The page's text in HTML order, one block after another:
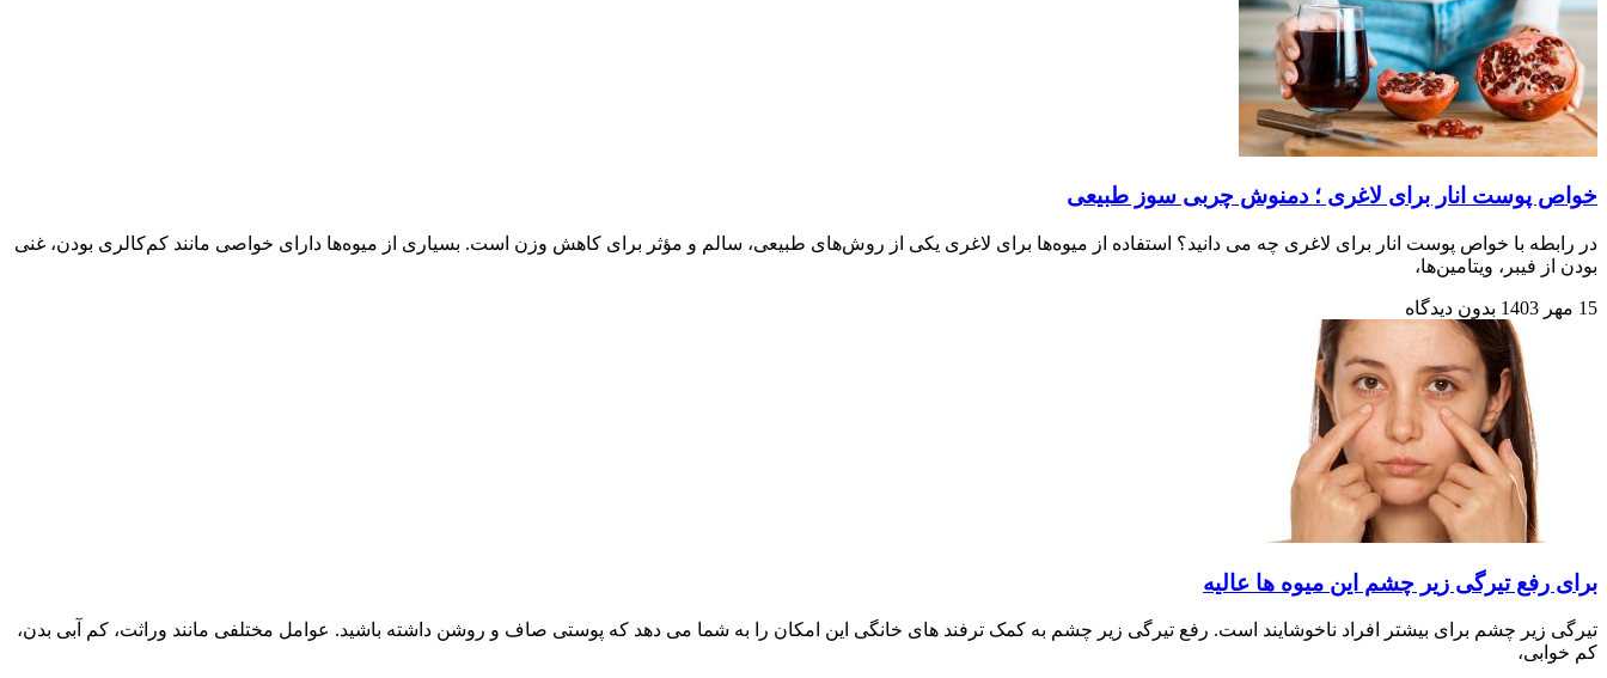
خواص پوست انار برای لاغری ؛ دمنوش چربی سوز طبیعی
در رابطه با خواص پوست انار برای لاغری چه می دانید؟ استفاده از میوه‌ها برای لاغری یکی از روش‌های طبیعی، سالم و مؤثر برای کاهش وزن است. بسیاری از میوه‌ها دارای خواصی مانند کم‌کالری بودن، غنی
بودن از فیبر، ویتامین‌ها،
15 مهر 1403 بدون دیدگاه
برای رفع تیرگی زیر چشم این میوه ها عالیه
تیرگی زیر چشم برای بیشتر افراد ناخوشایند است. رفع تیرگی زیر چشم به کمک ترفند های خانگی این امکان را به شما می دهد که پوستی صاف و روشن داشته باشید. عوامل مختلفی مانند وراثت، کم آبی بدن،
کم خوابی،